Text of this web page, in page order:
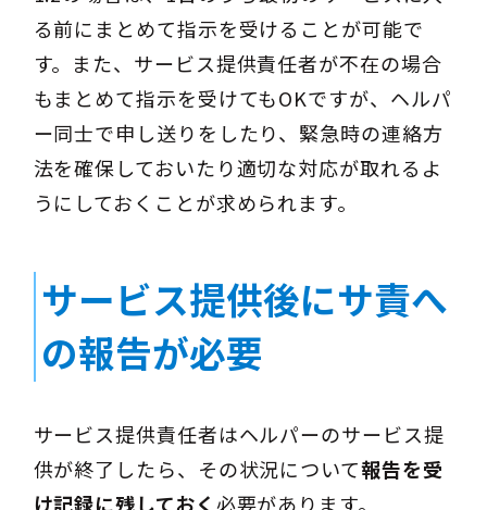
る前にまとめて指示を受けることが可能で
す。また、サービス提供責任者が不在の場合
もまとめて指示を受けてもOKですが、ヘルパ
ー同士で申し送りをしたり、緊急時の連絡方
法を確保しておいたり適切な対応が取れるよ
うにしておくことが求められます。
サービス提供後にサ責へ
の報告が必要
サービス提供責任者はヘルパーのサービス提
供が終了したら、その状況について報告を受
け記録に残しておく必要があります。